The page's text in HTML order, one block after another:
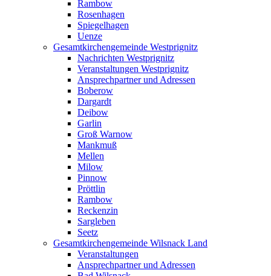
Rambow
Rosenhagen
Spiegelhagen
Uenze
Gesamtkirchengemeinde Westprignitz
Nachrichten Westprignitz
Veranstaltungen Westprignitz
Ansprechpartner und Adressen
Boberow
Dargardt
Deibow
Garlin
Groß Warnow
Mankmuß
Mellen
Milow
Pinnow
Pröttlin
Rambow
Reckenzin
Sargleben
Seetz
Gesamtkirchengemeinde Wilsnack Land
Veranstaltungen
Ansprechpartner und Adressen